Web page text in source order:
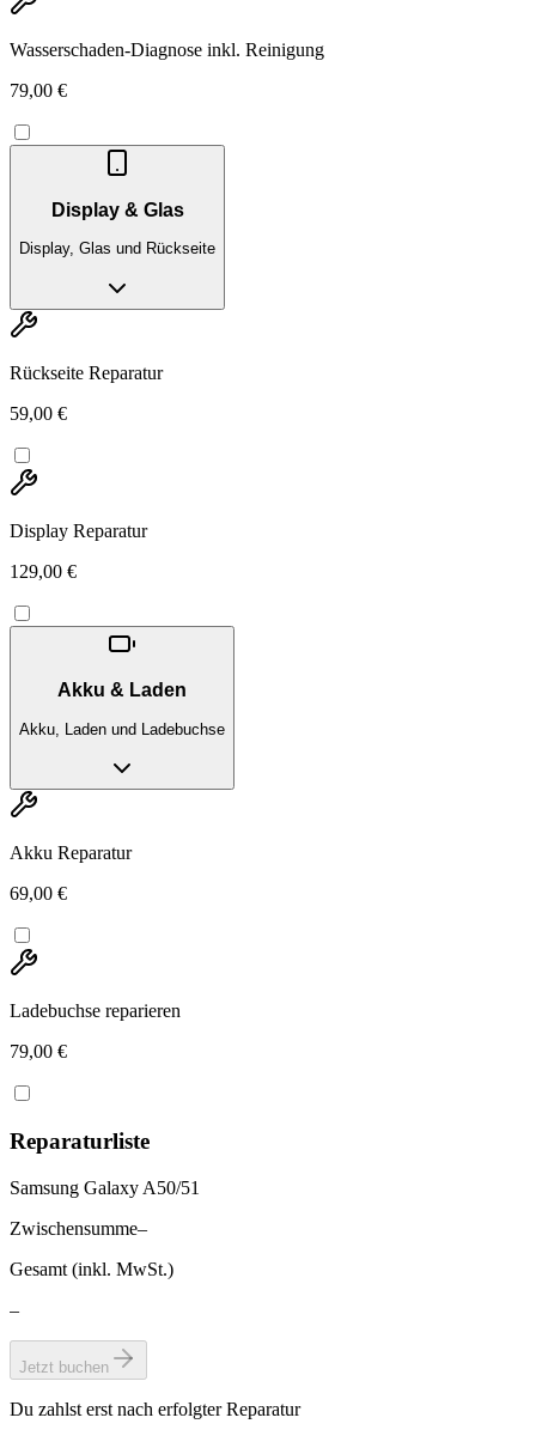
Wasserschaden-Diagnose inkl. Reinigung
79,00 €
Display & Glas
Display, Glas und Rückseite
Rückseite Reparatur
59,00 €
Display Reparatur
129,00 €
Akku & Laden
Akku, Laden und Ladebuchse
Akku Reparatur
69,00 €
Ladebuchse reparieren
79,00 €
Reparaturliste
Samsung Galaxy A50/51
Zwischensumme–
Gesamt (inkl. MwSt.)
–
Jetzt buchen
Du zahlst erst nach erfolgter Reparatur